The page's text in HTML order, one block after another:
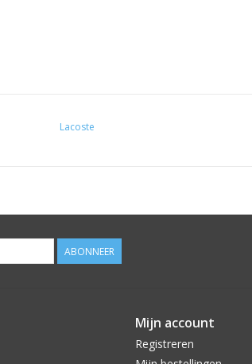
Lacoste
ABONNEER
Mijn account
Registreren